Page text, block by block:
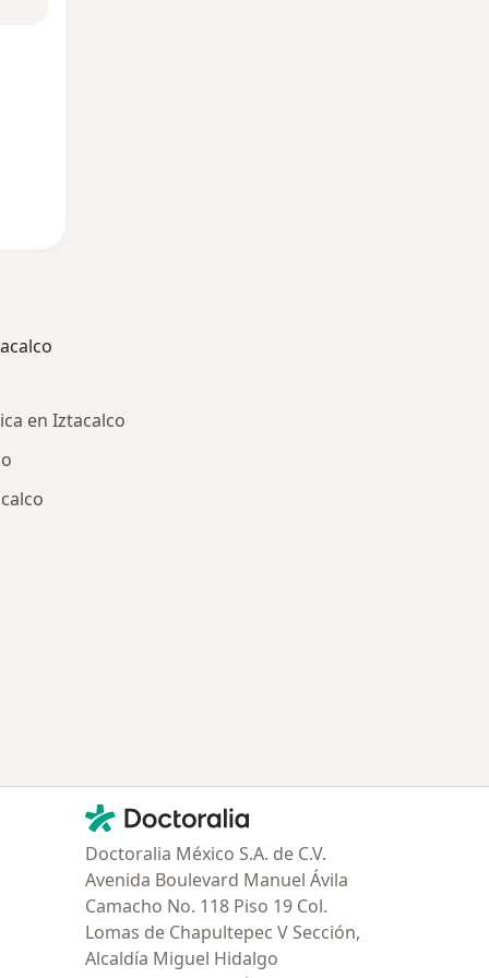
en Iztacalco
Contacto
Doctoralia - Página de inicio
Doctoralia México S.A. de C.V.
Avenida Boulevard Manuel Ávila
Camacho No. 118 Piso 19 Col.
Lomas de Chapultepec V Sección,
Alcaldía Miguel Hidalgo